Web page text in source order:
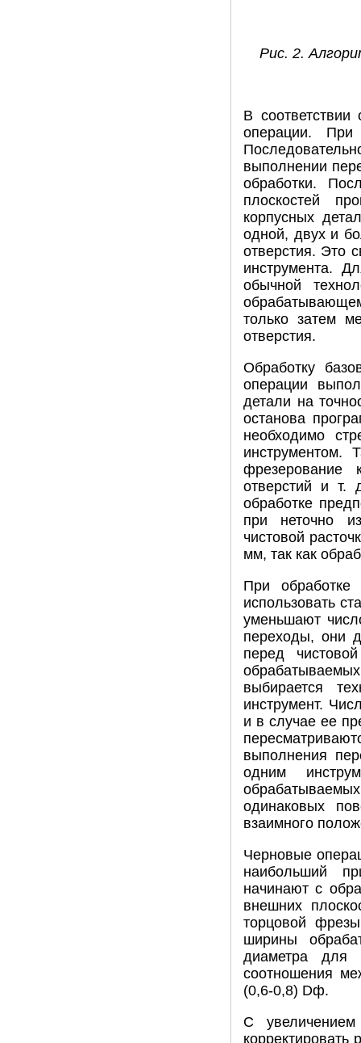
Рис. 2.
В
операции.
выполнении
обработки.
плоскостей
корпусных
одной, двух и
отверстия. Это
инструмента.
обычной
только затем
отверстия.
Обработку
операции
детали на
останова
необходимо
инструментом.
фрезерование
отверстий и т.
обработке
при неточно
чистовой
мм, так как
При обработке
использовать
уменьшают
переходы, они
перед
выбирается
инструмент.
и в случае ее
выполнения
одним
одинаковых
взаимного
Черновые
наибольший
начинают с
внешних
торцовой
ширины
диаметра для
соотношения
(0,6-0,8) Dф.
С